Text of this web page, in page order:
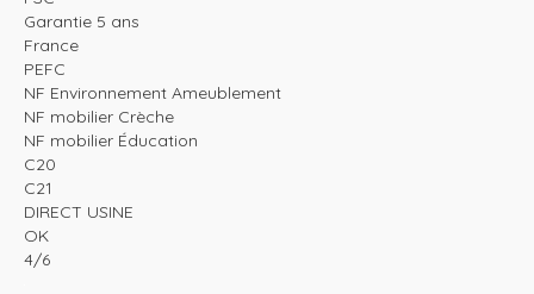
Garantie 5 ans
France
PEFC
NF Environnement Ameublement
NF mobilier Crèche
NF mobilier Éducation
C20
C21
DIRECT USINE
OK
4/6